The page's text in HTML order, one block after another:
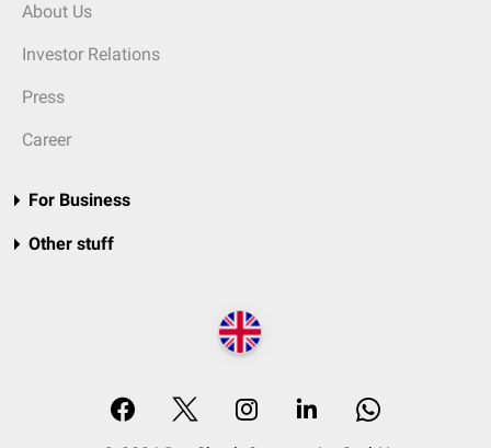
About Us
Investor Relations
Press
Career
For Business
Other stuff